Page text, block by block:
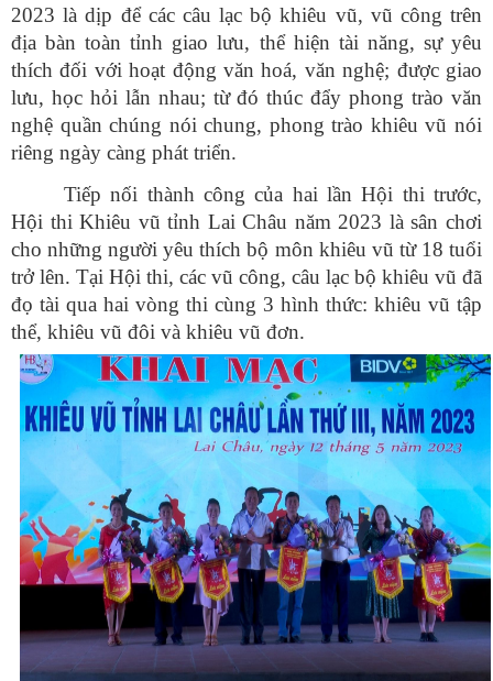
2023 là dịp để các câu lạc bộ khiêu vũ, vũ công trên
địa bàn toàn tỉnh giao lưu, thể hiện tài năng, sự yêu
thích đối với hoạt động văn hoá, văn nghệ; được giao
lưu, học hỏi lẫn nhau; từ đó thúc đẩy phong trào văn
nghệ quần chúng nói chung, phong trào khiêu vũ nói
riêng ngày càng phát triển.
Tiếp nối thành công của hai lần Hội thi trước,
Hội thi Khiêu vũ tỉnh Lai Châu năm 2023 là sân chơi
cho những người yêu thích bộ môn khiêu vũ từ 18 tuổi
trở lên. Tại Hội thi, các vũ công, câu lạc bộ khiêu vũ đã
đọ tài qua hai vòng thi cùng 3 hình thức: khiêu vũ tập
thể, khiêu vũ đôi và khiêu vũ đơn.